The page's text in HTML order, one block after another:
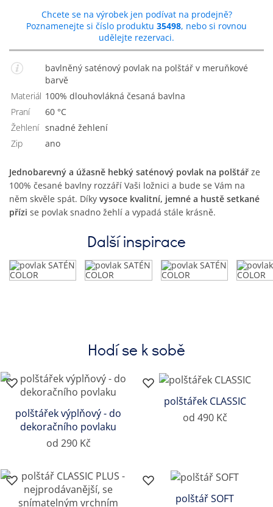
Chcete se na výrobek jen podívat na prodejně?
Poznamenejte si číslo produktu 35498, nebo si rovnou
udělejte rezervaci.
bavlněný saténový povlak na polštář v meruňkové
barvě
Materiál
100% dlouhovlákná česaná bavlna
Praní
60 °C
Žehlení
Snadné žehlení
Zip
Ano
Jednobarevný a úžasně hebký saténový povlak na polštář ze
100% česané bavlny rozzáří Vaši ložnici a bude se Vám na
něm skvěle spát. Díky vysoce kvalitní, jemné a hustě setkané
přízi se povlak snadno žehlí a vypadá stále krásně.
Další inspirace
Hodí se k sobě
polštářek výplňový - do
dekoračního povlaku
od 290 Kč
polštářek CLASSIC
od 490 Kč
polštář SOFT